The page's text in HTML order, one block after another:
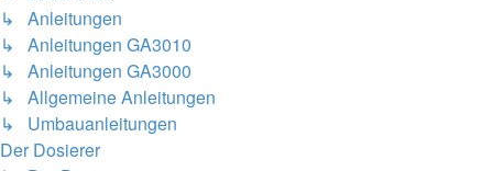
↳ Anleitungen
↳ Anleitungen GA3010
↳ Anleitungen GA3000
↳ Allgemeine Anleitungen
↳ Umbauanleitungen
Der Dosierer